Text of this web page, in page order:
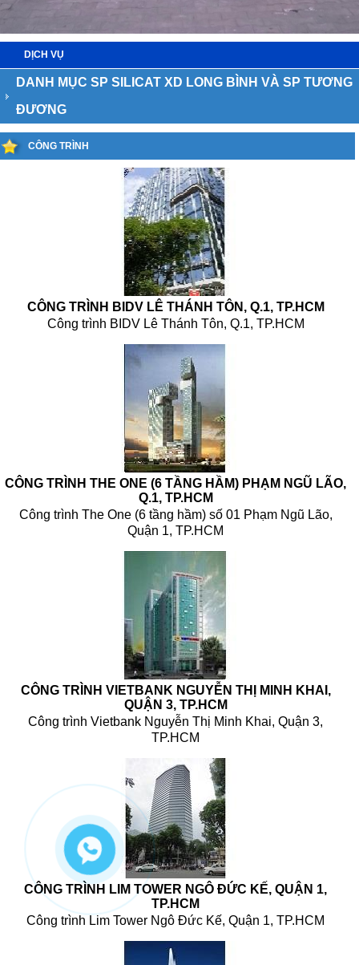
DỊCH VỤ
DANH MỤC SP SILICAT XD LONG BÌNH VÀ SP TƯƠNG
ĐƯƠNG
CÔNG TRÌNH
CÔNG TRÌNH BIDV LÊ THÁNH TÔN, Q.1, TP.HCM
Công trình BIDV Lê Thánh Tôn, Q.1, TP.HCM
CÔNG TRÌNH THE ONE (6 TẦNG HẦM) PHẠM NGŨ LÃO,
Q.1, TP.HCM
Công trình The One (6 tầng hầm) số 01 Phạm Ngũ Lão,
Quận 1, TP.HCM
CÔNG TRÌNH VIETBANK NGUYỄN THỊ MINH KHAI,
QUẬN 3, TP.HCM
Công trình Vietbank Nguyễn Thị Minh Khai, Quận 3,
TP.HCM
CÔNG TRÌNH LIM TOWER NGÔ ĐỨC KẾ, QUẬN 1,
TP.HCM
Công trình Lim Tower Ngô Đức Kế, Quận 1, TP.HCM